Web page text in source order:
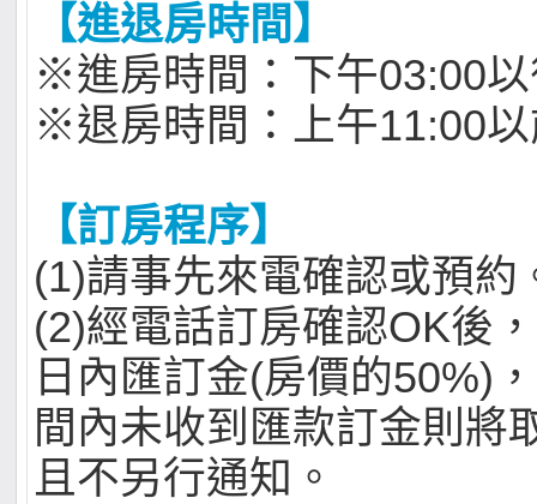
【進退房時間】
※進房時間：下午03:00
※退房時間：上午11:00
【訂房程序】
(1)請事先來電確認或預約
(2)經電話訂房確認OK後
日內匯訂金(房價的50%)
間內未收到匯款訂金則將
且不另行通知。